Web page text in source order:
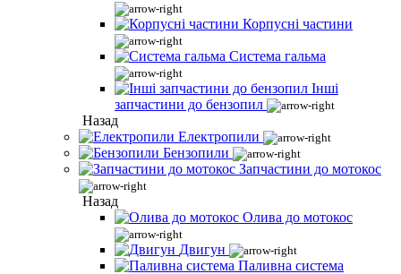
Корпусні частини
Система гальма
Інші
запчастини до бензопил
Назад
Електропили
Бензопили
Запчастини до мотокос
Назад
Олива до мотокос
Двигун
Паливна система